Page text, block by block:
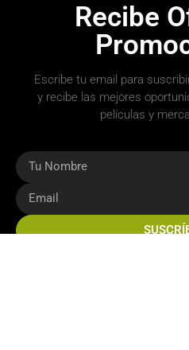
Recibe
Escribe tu email para
y recibe las mejores
películas y